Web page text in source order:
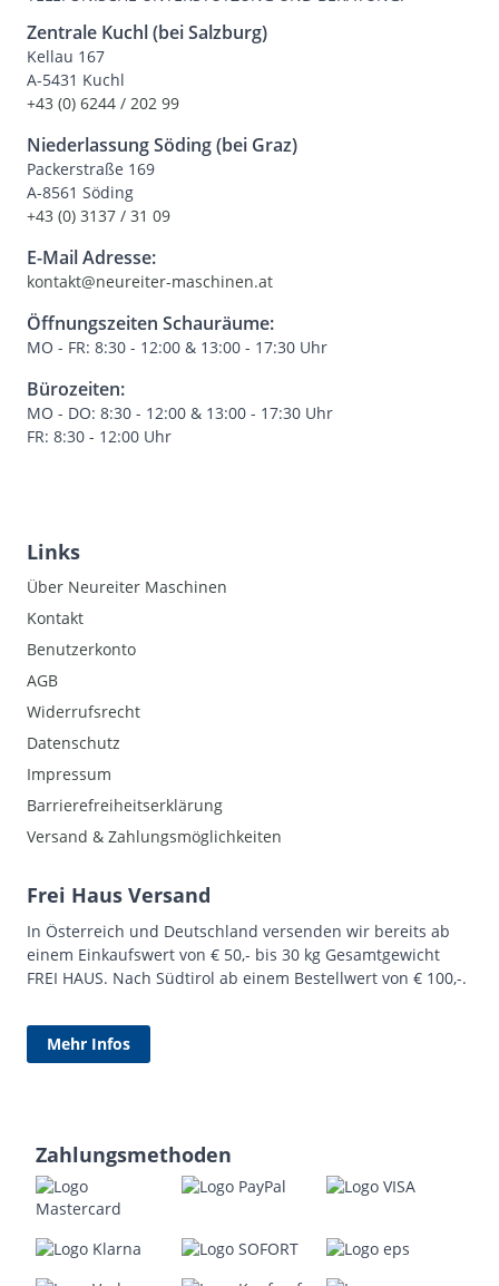
Zentrale Kuchl (bei Salzburg)
Kellau 167
A-5431 Kuchl
+43 (0) 6244 / 202 99
Niederlassung Söding (bei Graz)
Packerstraße 169
A-8561 Söding
+43 (0) 3137 / 31 09
E-Mail Adresse:
kontakt@neureiter-maschinen.at
Öffnungszeiten Schauräume:
MO - FR: 8:30 - 12:00 & 13:00 - 17:30 Uhr
Bürozeiten:
MO - DO: 8:30 - 12:00 & 13:00 - 17:30 Uhr
FR: 8:30 - 12:00 Uhr
Links
Über Neureiter Maschinen
Kontakt
Benutzerkonto
AGB
Widerrufsrecht
Datenschutz
Impressum
Barrierefreiheitserklärung
Versand & Zahlungsmöglichkeiten
Frei Haus Versand
In Österreich und Deutschland versenden wir bereits ab
einem Einkaufswert von € 50,- bis 30 kg Gesamtgewicht
FREI HAUS. Nach Südtirol ab einem Bestellwert von € 100,-.
Mehr Infos
Zahlungsmethoden